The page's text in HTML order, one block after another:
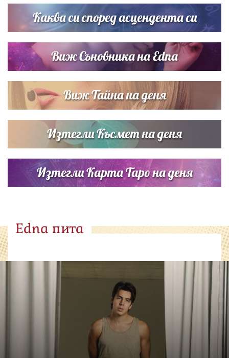
Братя Аргирови я изненадаха с песен
Каква си според асцендента си
Виж Съновника на Edna
Виж Тайна на деня
Изтегли Късмет на деня
Изтегли Карта Таро на деня
Edna пита